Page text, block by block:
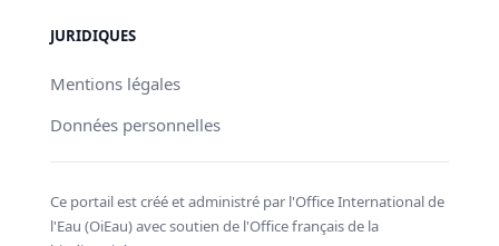
JURIDIQUES
Mentions légales
Données personnelles
Ce portail est créé et administré par l'Office International de
l'Eau (OiEau) avec soutien de l'Office français de la